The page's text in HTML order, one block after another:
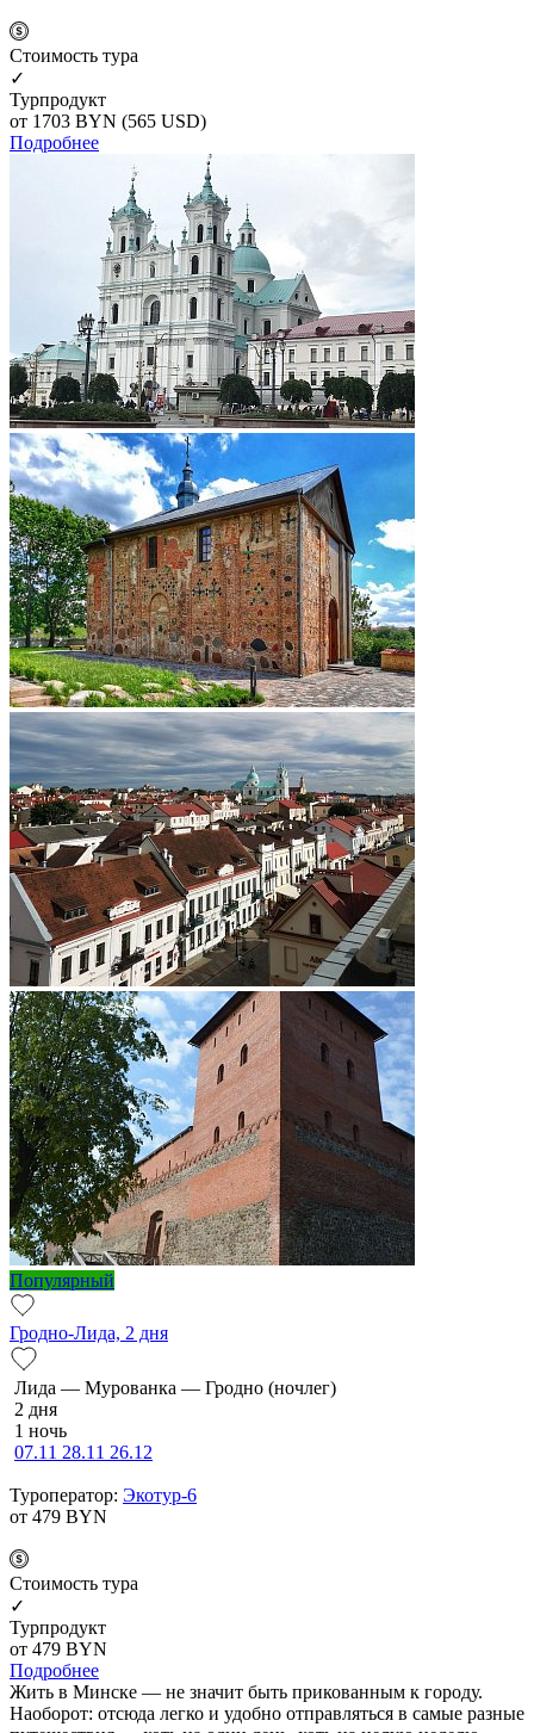
Cтоимость тура
✓
Турпродукт
от 1703 BYN (565 USD)
Подробнее
Популярный
Гродно-Лида, 2 дня
Ли­да — Мурованка — Грод­но (ночлег)
2 дня
1 ночь
07.11 28.11 26.12
Туроператор: Экотур-6
от 479 BYN
Cтоимость тура
✓
Турпродукт
от 479 BYN
Подробнее
Жить в Минске — не значит быть прикованным к городу.
Наоборот: отсюда легко и удобно отправляться в самые разные